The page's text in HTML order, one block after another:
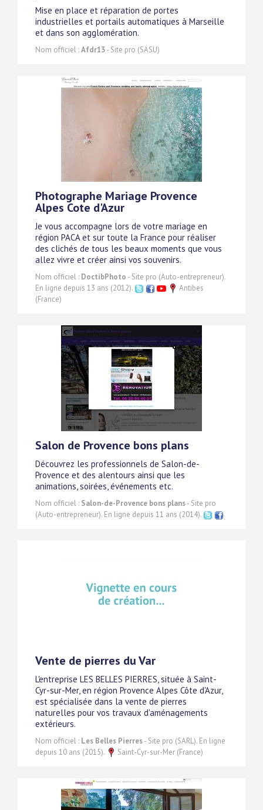
Mise en place et réparation de portes
industrielles et portails automatiques à Marseille
et dans son agglomération.
Nom officiel :Afdr13- Site pro (SASU)
Photographe Mariage Provence
Alpes Cote d'Azur
Je vous accompagne lors de votre mariage en
région PACA et sur toute la France pour réaliser
des clichés de tous les beaux moments que vous
allez vivre et créer ainsi vos souvenirs.
Nom officiel : DoctibPhoto - Site pro (Auto-entrepreneur).
En ligne depuis 13 ans (2012).
Antibes
(France)
Salon de Provence bons plans
Découvrez les professionnels de Salon-de-
Provence et des alentours ainsi que les
animations, soirées, événements etc.
Nom officiel : Salon-de-Provence bons plans- Site pro
(Auto-entrepreneur). En ligne depuis 11 ans (2014).
Vente de pierres du Var
L'entreprise LES BELLES PIERRES, située à Saint-
Cyr-sur-Mer, en région Provence Alpes Côte d'Azur,
est spécialisée dans la vente de pierres
naturelles pour vos travaux d'aménagements
extérieurs.
Nom officiel : Les Belles Pierres- Site pro (SARL). En ligne
depuis 10 ans (2015).
Saint-Cyr-sur-Mer (France)